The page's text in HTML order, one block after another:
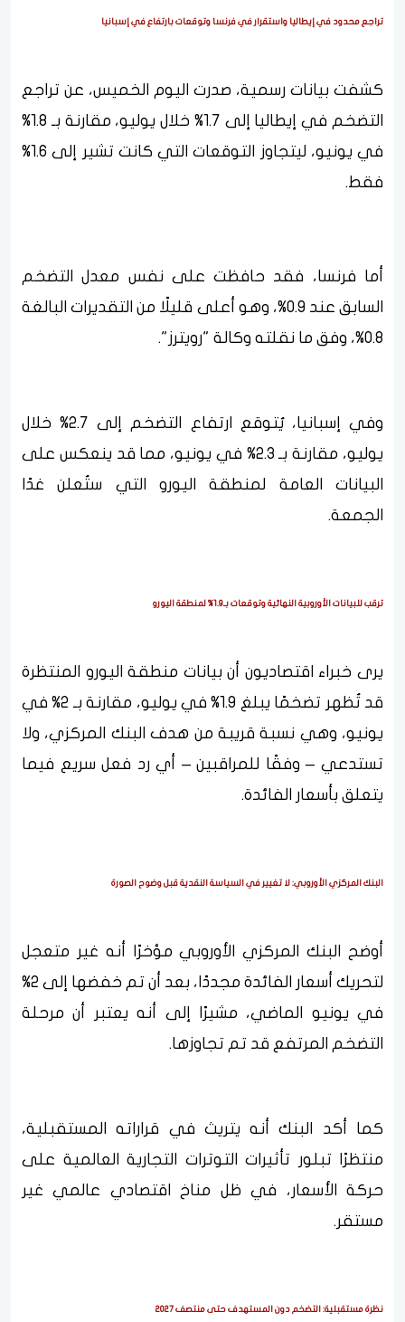
تراجع محدود في إيطاليا واستقرار في فرنسا وتوقعات بارتفاع في إسبانيا
كشفت بيانات رسمية، صدرت اليوم الخميس، عن تراجع
التضخم في إيطاليا إلى 1.7% خلال يوليو، مقارنة بـ 1.8%
في يونيو، ليتجاوز التوقعات التي كانت تشير إلى 1.6%
فقط.
أما فرنسا، فقد حافظت على نفس معدل التضخم
السابق عند 0.9%، وهو أعلى قليلًا من التقديرات البالغة
0.8%، وفق ما نقلته وكالة "رويترز".
وفي إسبانيا، يُتوقع ارتفاع التضخم إلى 2.7% خلال
يوليو، مقارنة بـ 2.3% في يونيو، مما قد ينعكس على
البيانات العامة لمنطقة اليورو التي ستُعلن غدًا
الجمعة.
ترقب للبيانات الأوروبية النهائية وتوقعات بـ1.9% لمنطقة اليورو
يرى خبراء اقتصاديون أن بيانات منطقة اليورو المنتظرة
قد تُظهر تضخمًا يبلغ 1.9% في يوليو، مقارنة بـ 2% في
يونيو، وهي نسبة قريبة من هدف البنك المركزي، ولا
تستدعي – وفقًا للمراقبين – أي رد فعل سريع فيما
يتعلق بأسعار الفائدة.
البنك المركزي الأوروبي: لا تغيير في السياسة النقدية قبل وضوح الصورة
أوضح البنك المركزي الأوروبي مؤخرًا أنه غير متعجل
لتحريك أسعار الفائدة مجددًا، بعد أن تم خفضها إلى 2%
في يونيو الماضي، مشيرًا إلى أنه يعتبر أن مرحلة
التضخم المرتفع قد تم تجاوزها.
كما أكد البنك أنه يتريث في قراراته المستقبلية،
منتظرًا تبلور تأثيرات التوترات التجارية العالمية على
حركة الأسعار، في ظل مناخ اقتصادي عالمي غير
مستقر.
نظرة مستقبلية: التضخم دون المستهدف حتى منتصف 2027